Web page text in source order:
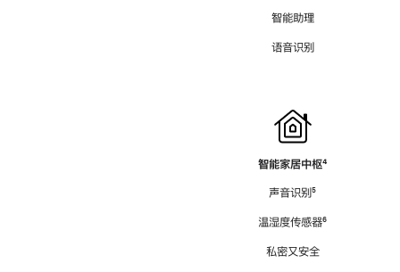
智能助理
语音识别
智能家居中枢脚
⁴
声音识别脚
⁵
温湿度传感器脚
⁶
私密又安全